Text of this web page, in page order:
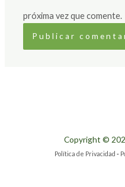
próxima vez que comente.
Copyright ©
Política de Privacidad -